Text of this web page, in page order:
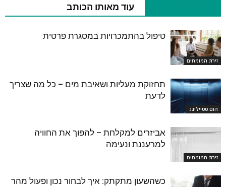
עוד מאותו הכותב
זירת המומחים
טיפול בהתמכרויות במסגרת פרטית
הום סטיילינג
תחזוקת מעליות ושאיבת מים – כל מה שצריך
לדעת
זירת המומחים
אביזרים למקלחת – להפוך את החוויה
למרעננת ונעימה
כשהשעון מתקתק: איך לבחור נכון ופעול מהר